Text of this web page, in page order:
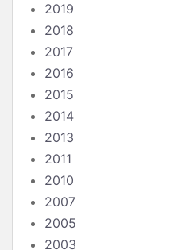
2019
2018
2017
2016
2015
2014
2013
2011
2010
2007
2005
2003